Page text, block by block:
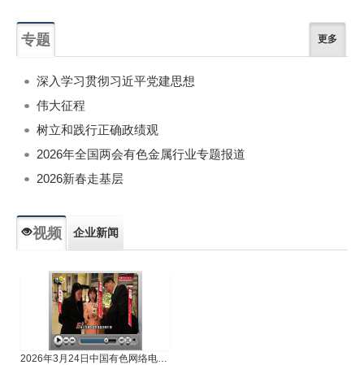
专题 更多
深入学习贯彻习近平党建思想
伟大征程
树立和践行正确政绩观
2026年全国两会有色金属行业专题报道
2026新春走基层
视频 企业新闻
2026年3月24日中国有色网络电视新闻